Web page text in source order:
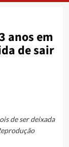
anos em
de sair
de ser deixada